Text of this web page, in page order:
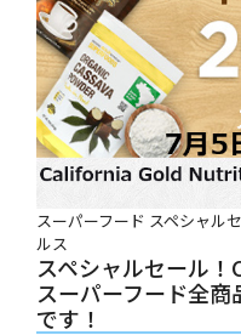
スーパーフード スペシャル
ルス
スペシャルセール
スーパーフード全
です！